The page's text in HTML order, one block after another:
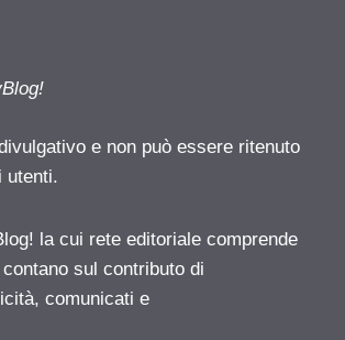
e non può essere ritenuto
utenti.
la cui rete editoriale comprende
sul contributo di
comunicati e